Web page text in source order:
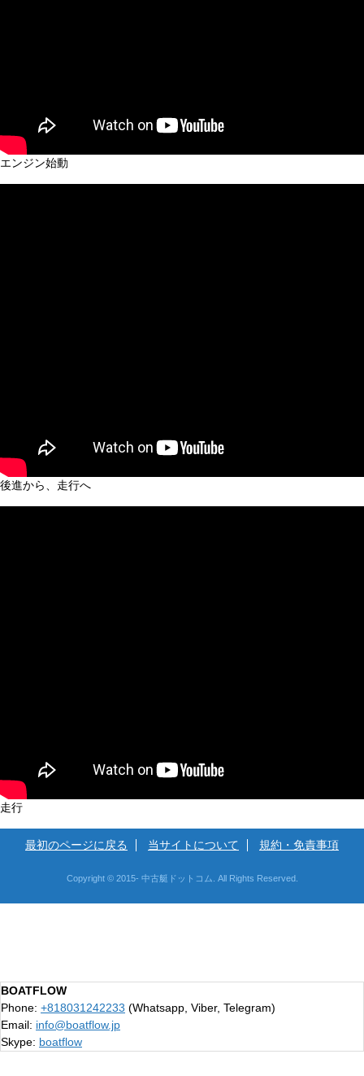
エンジン始動
後進から、走行へ
走行
BOATFLOW
Phone: +818031242233 (Whatsapp, Viber, Telegram)
Email: info@boatflow.jp
Skype: boatflow
最初のページに戻る 当サイトについて 規約・免責事項
Copyright © 2015- 中古艇ドットコム. All Rights Reserved.